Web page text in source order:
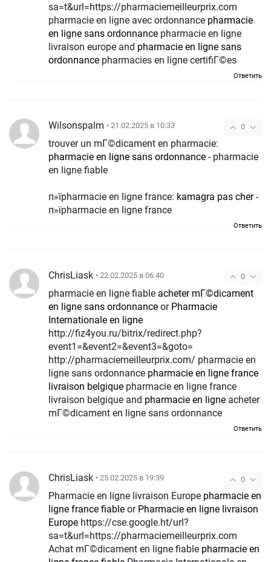
sa=t&url=https://pharmaciemeilleurprix.com
pharmacie en ligne avec ordonnance pharmacie
en ligne sans ordonnance pharmacie en ligne
livraison europe and pharmacie en ligne sans
ordonnance pharmacies en ligne certifiГ©es
Ответить
0
Wilsonspalm • 21.02.2025 в 10:33
trouver un mГ©dicament en pharmacie:
pharmacie en ligne sans ordonnance - pharmacie
en ligne fiable
п»їpharmacie en ligne france: kamagra pas cher-
п»їpharmacie en ligne france
Ответить
0
ChrisLiask • 22.02.2025 в 06:40
pharmacie en ligne fiable acheter mГ©dicament
en ligne sans ordonnance or Pharmacie
Internationale en ligne
http://fiz4you.ru/bitrix/redirect.php?
event1=&event2=&event3=&goto=
http://pharmaciemeilleurprix.com/ pharmacie en
ligne sans ordonnance pharmacie en ligne france
livraison belgique pharmacie en ligne france
livraison belgique and pharmacie en ligne acheter
mГ©dicament en ligne sans ordonnance
Ответить
0
ChrisLiask • 25.02.2025 в 19:39
Pharmacie en ligne livraison Europe pharmacie en
ligne france fiable or Pharmacie en ligne livraison
Europe
sa=t&url=https://pharmaciemeilleurprix.com
Achat mГ©dicament en ligne fiable pharmacie en